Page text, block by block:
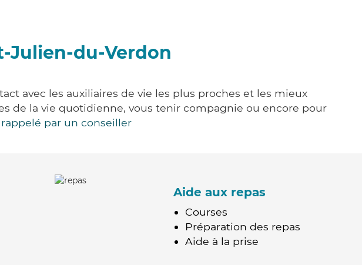
Julien-du-Verdon
avec les auxiliaires de vie les plus proches et les mieux
de la vie quotidienne, vous tenir compagnie ou encore pour
par un conseiller
Aide aux repas
Courses
Préparation des repas
Aide à la prise